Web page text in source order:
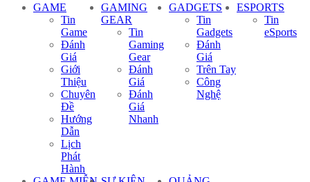
GAME
Tin
Game
Đánh
Giá
Giới
Thiệu
Chuyên
Đề
Hướng
Dẫn
Lịch
Phát
Hành
GAMING
GEAR
Tin
Gaming
Gear
Đánh
Giá
Đánh
Giá
Nhanh
GADGETS
Tin
Gadgets
Đánh
Giá
Trên Tay
Công
Nghệ
ESPORTS
Tin
eSports